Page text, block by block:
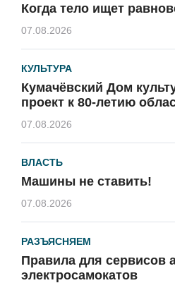
Когда тело ищет
07.08.2026
КУЛЬТУРА
Кумачёвский Дом
проект к 80-летию
07.08.2026
ВЛАСТЬ
Машины не ставить!
07.08.2026
РАЗЪЯСНЯЕМ
Правила для сервисов
электросамокатов